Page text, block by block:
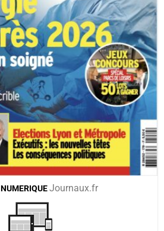
NUMERIQUEJournaux.fr